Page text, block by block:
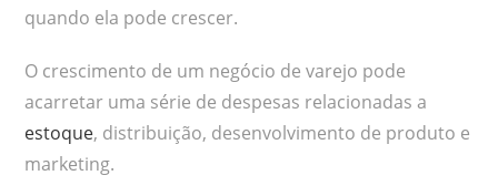
quando ela pode crescer.
O crescimento de um negócio de varejo pode
acarretar uma série de despesas relacionadas a
estoque, distribuição, desenvolvimento de produto e
marketing.